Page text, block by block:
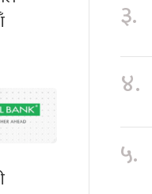
३.
४.
५.